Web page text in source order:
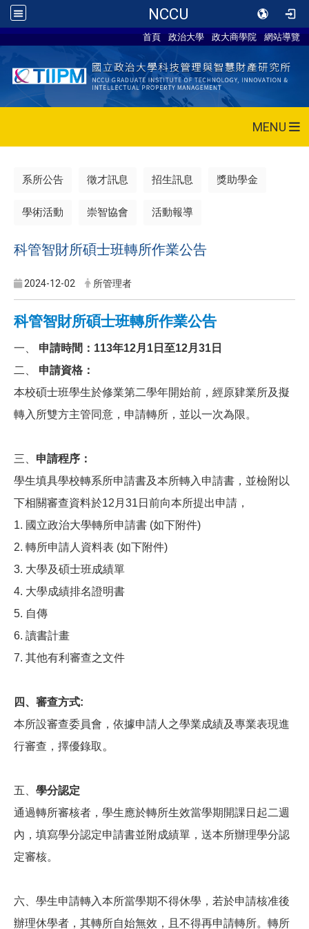
NCCU
首頁 政治大學 政大商學院 網站導覽
MENU
系所公告 徵才訊息 招生訊息 獎助學金
學術活動 崇智協會 活動報導
科管智財所碩士班轉所作業公告
2024-12-02 所管理者
科管智財所碩士班轉所作業公告
一、 申請時間：113年12月1日至12月31日
二、 申請資格：
本校碩士班學生於修業第二學年開始前，經原肄業所及擬
轉入所雙方主管同意，申請轉所，並以一次為限。
三、 申請程序：
學生填具學校轉系所申請書及本所轉入申請書，並檢附以
下相關審查資料於12月31日前向本所提出申請，
1. 國立政治大學轉所申請書 (如下附件)
2. 轉所申請人資料表 (如下附件)
3. 大學及碩士班成績單
4. 大學成績排名證明書
5. 自傳
6. 讀書計畫
7. 其他有利審查之文件
四、審查方式:
本所設審查委員會，依據申請人之學業成績及專業表現進
行審查，擇優錄取 。
五、 學分認定
通過轉所審核者，學生應於轉所生效當學期開課日起二週
內，填寫學分認定申請書並附成績單，送本所辦理學分認
定審核。
六、學生申請轉入本所當學期不得休學，若於申請核准後
辦理休學者，其轉所自始無效，且不得再申請轉所。轉所